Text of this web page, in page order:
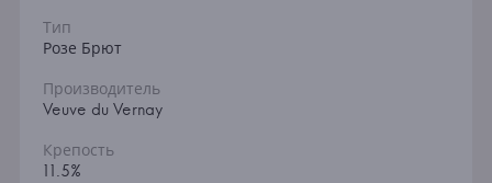
Тип
Розе Брют
Производитель
Veuve du Vernay
Крепость
11.5%